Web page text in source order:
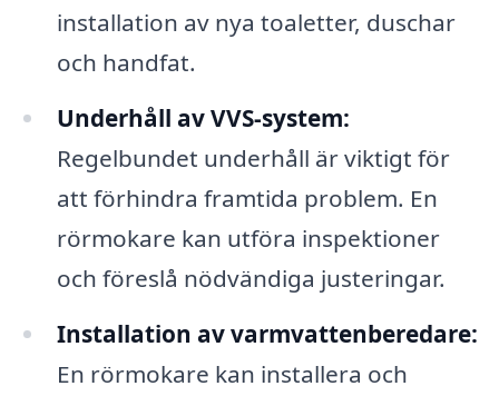
installation av nya toaletter, duschar
och handfat.
Underhåll av VVS-system:
Regelbundet underhåll är viktigt för
att förhindra framtida problem. En
rörmokare kan utföra inspektioner
och föreslå nödvändiga justeringar.
Installation av varmvattenberedare:
En rörmokare kan installera och